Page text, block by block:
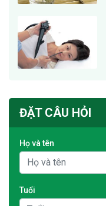
ĐẶT CÂU HỎI
Họ và tên
Tuổi